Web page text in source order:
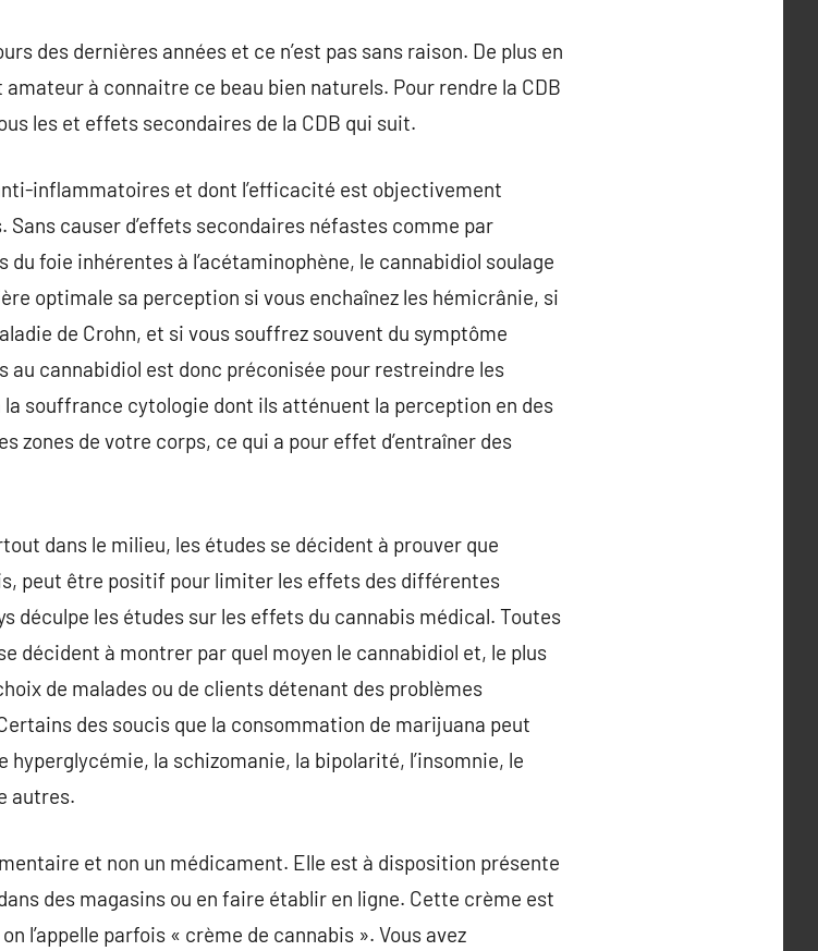
des dernières années et ce n’est pas sans raison. De plus en
à connaitre ce beau bien naturels. Pour rendre la CDB
les et effets secondaires de la CDB qui suit.
inflammatoires et dont l’efficacité est objectivement
causer d’effets secondaires néfastes comme par
du foie inhérentes à l’acétaminophène, le cannabidiol soulage
optimale sa perception si vous enchaînez les hémicrânie, si
de Crohn, et si vous souffrez souvent du symptôme
cannabidiol est donc préconisée pour restreindre les
souffrance cytologie dont ils atténuent la perception en des
zones de votre corps, ce qui a pour effet d’entraîner des
dans le milieu, les études se décident à prouver que
peut être positif pour limiter les effets des différentes
déculpe les études sur les effets du cannabis médical. Toutes
décident à montrer par quel moyen le cannabidiol et, le plus
de malades ou de clients détenant des problèmes
des soucis que la consommation de marijuana peut
hyperglycémie, la schizomanie, la bipolarité, l’insomnie, le
autres.
et non un médicament. Elle est à disposition présente
des magasins ou en faire établir en ligne. Cette crème est
l’appelle parfois « crème de cannabis ». Vous avez